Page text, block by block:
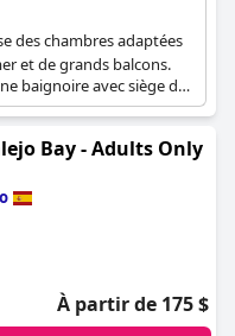
des chambres adaptées
et de grands balcons.
baignoire avec siège de
des deux côtés.
y compris une
voisin. Il dispose de
Bay - Adults Only
À partir de 175 $